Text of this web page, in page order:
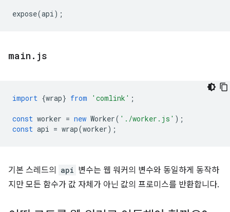
expose(api);
main . js
import {wrap} from 'comlink' ;
const worker = new Worker( './worker.js' );
const api = wrap(worker);
기본 스레드의 api 변수는 웹 워커의 변수와 동일하게 동작하
지만 모든 함수가 값 자체가 아닌 값의 프로미스를 반환합니다.